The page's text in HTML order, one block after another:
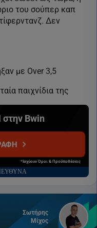
του σούπερ καπ
Δεν
με Over 3,5
παιχνίδια της
Bwin
*Ισχύουν Όροι & Προϋποθέσεις
Σωτήρης
Μίχος